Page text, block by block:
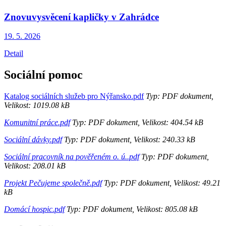
Znovuvysvěcení kapličky v Zahrádce
19. 5. 2026
Detail
Sociální pomoc
Katalog sociálních služeb pro Nýřansko.pdfTyp: PDF dokument,
Velikost: 1019.08 kB
Komunitní práce.pdfTyp: PDF dokument, Velikost: 404.54 kB
Sociální dávky.pdfTyp: PDF dokument, Velikost: 240.33 kB
Sociální pracovník na pověřeném o. ú..pdfTyp: PDF dokument,
Velikost: 208.01 kB
Projekt Pečujeme společně.pdfTyp: PDF dokument, Velikost: 49.21
kB
Domácí hospic.pdfTyp: PDF dokument, Velikost: 805.08 kB